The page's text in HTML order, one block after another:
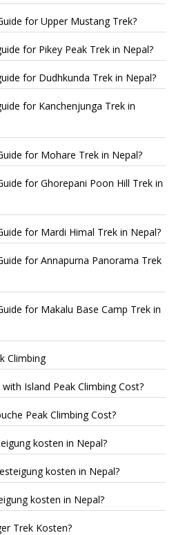
for Upper Mustang Trek?
for Pikey Peak Trek in Nepal?
for Dudhkunda Trek in Nepal?
for Kanchenjunga Trek in
for Mohare Trek in Nepal?
for Ghorepani Poon Hill Trek in
for Mardi Himal Trek in Nepal?
for Annapurna Panorama Trek
for Makalu Base Camp Trek in
Climbing
Island Peak Climbing Cost?
Peak Climbing Cost?
kosten in Nepal?
kosten in Nepal?
kosten in Nepal?
Trek Kosten?